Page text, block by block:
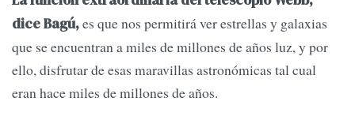
dice Bagú,es que nos permitirá ver estrellas y galaxias
que se encuentran a miles de millones de años luz, y por
ello, disfrutar de esas maravillas astronómicas tal cual
eran hace miles de millones de años.